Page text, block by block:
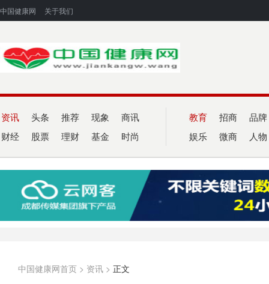
中国健康网 关于我们
资讯 头条 推荐 现象 商讯
财经 股票 理财 基金 时尚
教育 招商 品牌
娱乐 微商 人物
中国健康网首页 > 资讯 > 正文